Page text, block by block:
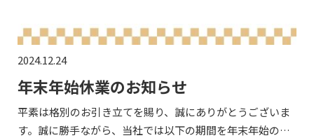
2024.12.24
年末年始休業のお知らせ
平素は格別のお引き立てを賜り、誠にありがとうございま
す。誠に勝手ながら、当社では以下の期間を年末年始の休